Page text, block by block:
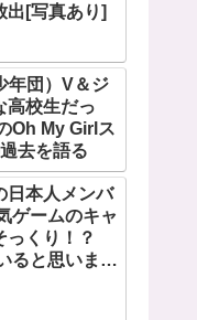
出[写真あり]
年団）V＆ジ
高校生だっ
Oh My Girlス
去を語る
日本人メンバ
ゲームのキャ
っくり！？
ると思いま